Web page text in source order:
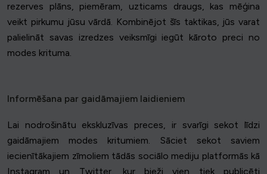
rezerves plāns, piemēram, uzticams draugs, kas mēģina
veikt pirkumu jūsu vārdā. Kombinējot šīs taktikas, jūs varat
palielināt savas izredzes veiksmīgi iegūt kāroto preci no
modes krituma.
Informēšana par gaidāmajiem laidieniem
Lai nodrošinātu ekskluzīvas preces, ir svarīgi sekot līdzi
gaidāmajiem modes kritumiem. Sāciet sekot saviem
iecienītākajiem zīmoliem tādās sociālo mediju platformās kā
Instagram un Twitter, kur bieži vien tiek publicēti